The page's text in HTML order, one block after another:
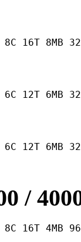
8C 16T 8MB
6C 12T 6MB
6C 12T 6MB
/
8C 16T 4MB